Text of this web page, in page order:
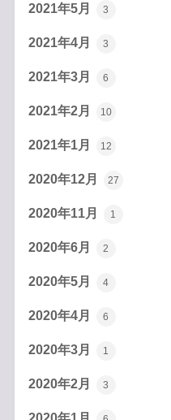
2021年5月 3
2021年4月 3
2021年3月 6
2021年2月 10
2021年1月 12
2020年12月 27
2020年11月 1
2020年6月 2
2020年5月 4
2020年4月 6
2020年3月 1
2020年2月 3